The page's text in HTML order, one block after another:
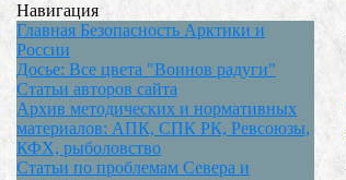
Навигация
Главная Безопасность Арктики и
России
Досье: Все цвета "Воинов радуги"
Статьи авторов сайта
Архив методических и нормативных
материалов: АПК, СПК РК, Ревсоюзы,
КФХ, рыболовство
Статьи по проблемам Севера и